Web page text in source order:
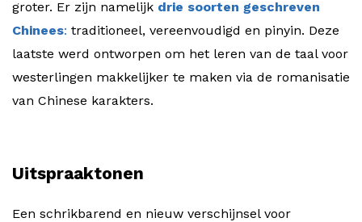
groter. Er zijn namelijk drie soorten geschreven
Chinees: traditioneel, vereenvoudigd en pinyin. Deze
laatste werd ontworpen om het leren van de taal voor
westerlingen makkelijker te maken via de romanisatie
van Chinese karakters.
Uitspraaktonen
Een schrikbarend en nieuw verschijnsel voor